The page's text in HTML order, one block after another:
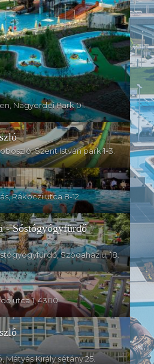
Nagyerdei Park 01.
Szent István park 1-3.
Rákoczi utca 8-12
- Sóstógyógyfürdő
Szódaház u. 18.
utca 1, 4300
Király sétány 25.